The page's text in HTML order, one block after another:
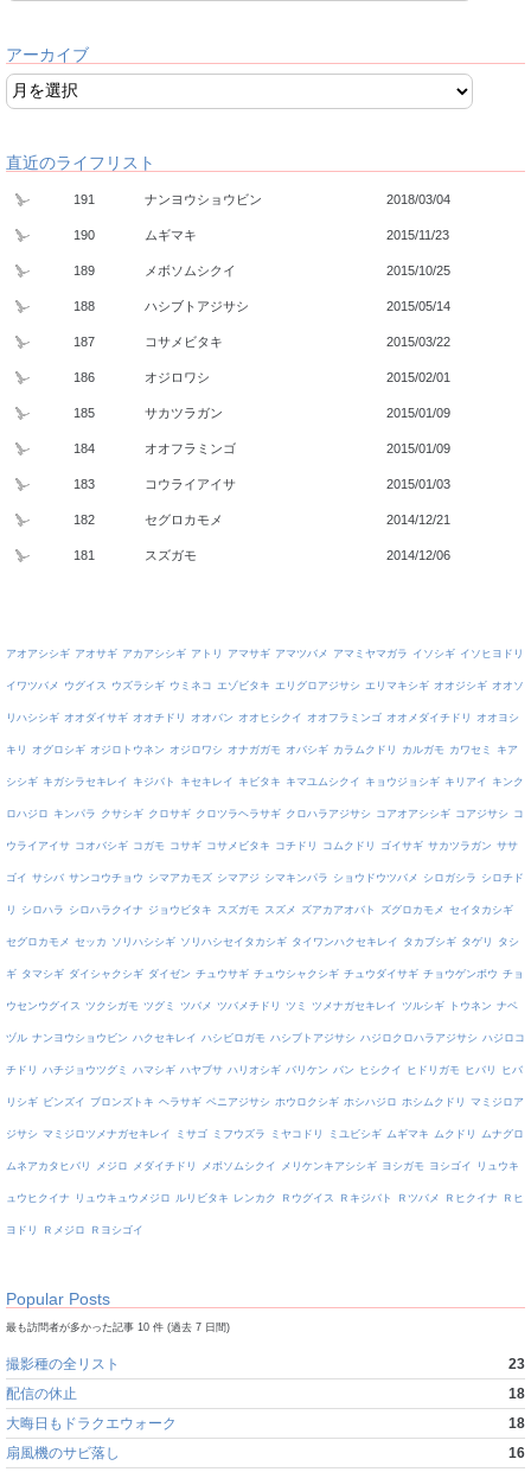
アーカイブ
直近のライフリスト
191 ナンヨウショウビン 2018/03/04
190 ムギマキ 2015/11/23
189 メボソムシクイ 2015/10/25
188 ハシブトアジサシ 2015/05/14
187 コサメビタキ 2015/03/22
186 オジロワシ 2015/02/01
185 サカツラガン 2015/01/09
184 オオフラミンゴ 2015/01/09
183 コウライアイサ 2015/01/03
182 セグロカモメ 2014/12/21
181 スズガモ 2014/12/06
アオアシシギ アオサギ アカアシシギ アトリ アマサギ アマツバメ アマミヤマガラ イソシギ イソヒヨドリ
イワツバメ ウグイス ウズラシギ ウミネコ エゾビタキ エリグロアジサシ エリマキシギ オオジシギ オオソ
リハシシギ オオダイサギ オオチドリ オオバン オオヒシクイ オオフラミンゴ オオメダイチドリ オオヨシ
キリ オグロシギ オジロトウネン オジロワシ オナガガモ オバシギ カラムクドリ カルガモ カワセミ キア
シシギ キガシラセキレイ キジバト キセキレイ キビタキ キマユムシクイ キョウジョシギ キリアイ キンク
ロハジロ キンパラ クサシギ クロサギ クロツラヘラサギ クロハラアジサシ コアオアシシギ コアジサシ コ
ウライアイサ コオバシギ コガモ コサギ コサメビタキ コチドリ コムクドリ ゴイサギ サカツラガン ササ
ゴイ サシバ サンコウチョウ シマアカモズ シマアジ シマキンパラ ショウドウツバメ シロガシラ シロチド
リ シロハラ シロハラクイナ ジョウビタキ スズガモ スズメ ズアカアオバト ズグロカモメ セイタカシギ
セグロカモメ セッカ ソリハシシギ ソリハシセイタカシギ タイワンハクセキレイ タカブシギ タゲリ タシ
ギ タマシギ ダイシャクシギ ダイゼン チュウサギ チュウシャクシギ チュウダイサギ チョウゲンボウ チョ
ウセンウグイス ツクシガモ ツグミ ツバメ ツバメチドリ ツミ ツメナガセキレイ ツルシギ トウネン ナベ
ヅル ナンヨウショウビン ハクセキレイ ハシビロガモ ハシブトアジサシ ハジロクロハラアジサシ ハジロコ
チドリ ハチジョウツグミ ハマシギ ハヤブサ ハリオシギ バリケン バン ヒシクイ ヒドリガモ ヒバリ ヒバ
リシギ ビンズイ ブロンズトキ ヘラサギ ベニアジサシ ホウロクシギ ホシハジロ ホシムクドリ マミジロア
ジサシ マミジロツメナガセキレイ ミサゴ ミフウズラ ミヤコドリ ミユビシギ ムギマキ ムクドリ ムナグロ
ムネアカタヒバリ メジロ メダイチドリ メボソムシクイ メリケンキアシシギ ヨシガモ ヨシゴイ リュウキ
ュウヒクイナ リュウキュウメジロ ルリビタキ レンカク Ｒウグイス Ｒキジバト Ｒツバメ Ｒヒクイナ Ｒヒ
ヨドリ Ｒメジロ Ｒヨシゴイ
Popular Posts
最も訪問者が多かった記事 10 件 (過去 7 日間)
撮影種の全リスト
23
配信の休止
18
大晦日もドラクエウォーク
18
扇風機のサビ落し
16